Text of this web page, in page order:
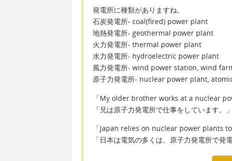
発電所に種類がありますね。
石炭発電所- coal(fired) power plant
地熱発電所- geothermal power plant
火力発電所- thermal power plant
水力発電所- hydroelectric power plant
風力発電所- wind power station, wind
原子力発電所- nuclear power plant,
「My older brother works at a nuclear
「兄は原子力発電所で仕事をしています。」
「Japan relies on nuclear power plants
「日本は電気の多くは、原子力発電所で発